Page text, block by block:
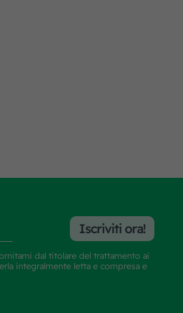
dal titolare del trattamento ai
integralmente letta e compresa e
Iscriviti ora!